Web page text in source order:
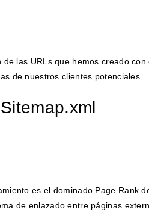
las URLs que hemos creado con
de nuestros clientes potenciales
es el dominado Page Rank
de enlazado entre páginas